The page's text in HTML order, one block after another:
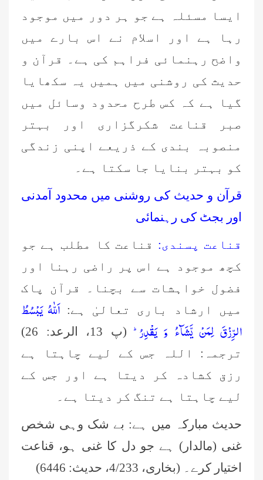
ایسا مسئلہ ہے جو ہر دور میں موجود
رہا ہے اور اسلام نے اس بارے میں
واضح رہنمائی فراہم کی ہے۔ قرآن و
حدیث کی روشنی میں ہمیں یہ سکھایا
گیا ہے کہ کس طرح محدود وسائل میں
صبر قناعت شکرگزاری اور بہتر
منصوبہ بندی کے ذریعے اپنی زندگی
کو بہتر بنایا جا سکتا ہے۔
قرآن و حدیث کی روشنی میں محدود آمدنی
اور بجٹ کی رہنمائی
قناعت پسندی: قناعت کا مطلب ہے جو
کچھ موجود ہے اس پر راضی رہنا اور
فضول خواہشات سے بچنا۔ قرآن پاک
میں ارشاد باری تعالیٰ ہے: اَللّٰهُ یَبْسُطُ
الرِّزْقَ لِمَنْ یَّشَآءُ وَ یَقْدِرُؕ-
(پ 13، الرعد: 26)
ترجمہ: اللہ جس کے لیے چاہتا ہے
رزق کشادہ کر دیتا ہے اور جس کے
لیے چاہتا ہے تنگ کر دیتا ہے۔
حديث مبارکہ میں ہے: بے شک وہی شخص
غنی (مالدار) ہے جو دل کا غنی ہو، قناعت
اختیار کرے۔ (بخاری، 4/233، حدیث: 6446)